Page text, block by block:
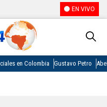
EN VIVO
en Colombia Gustavo Petro